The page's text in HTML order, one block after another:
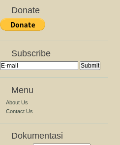
Donate
Subscribe
Menu
About Us
Contact Us
Dokumentasi